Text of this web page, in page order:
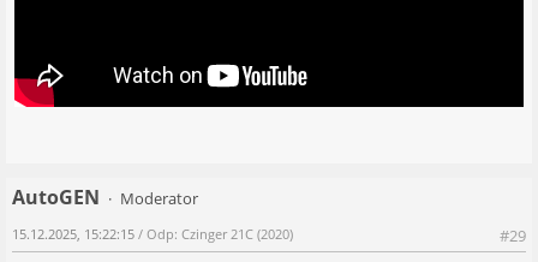
AutoGEN
Moderator
#29
15.12.2025, 15:22:15 / Odp: Czinger 21C (2020)